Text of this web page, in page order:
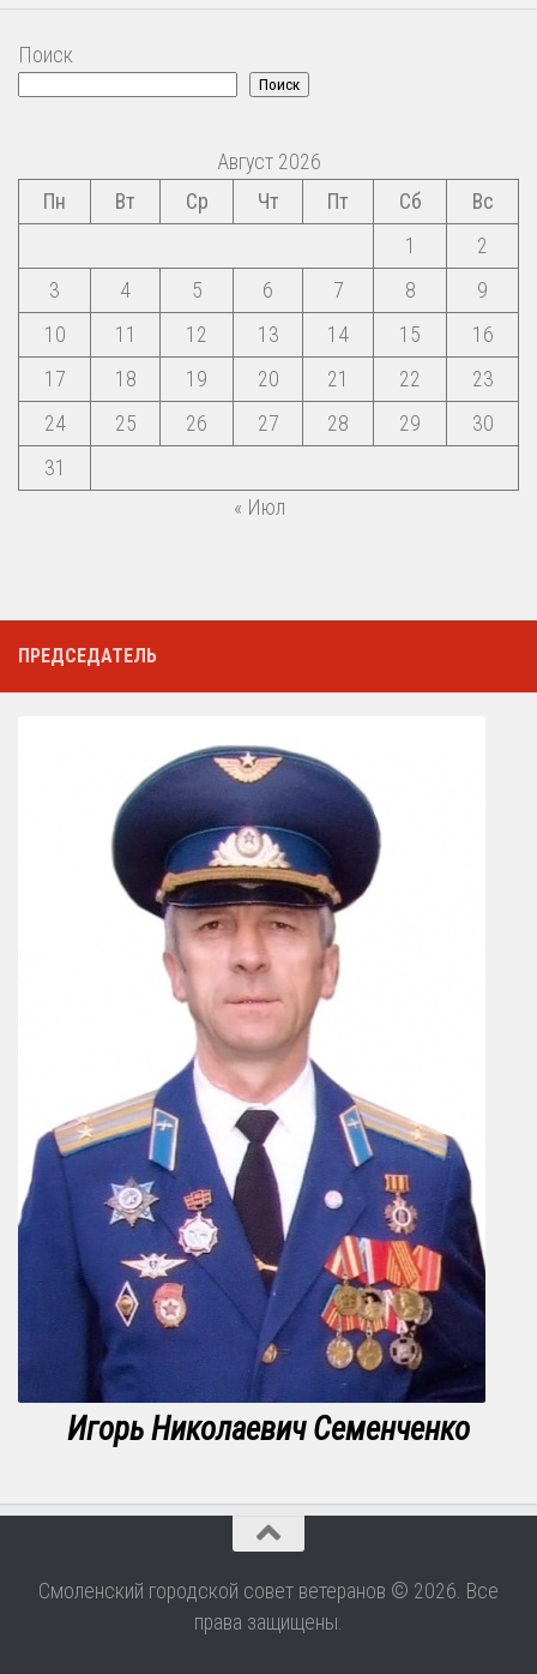
Поиск
Поиск
Август 2026
Пн
Вт Ср Чт Пт Сб
Вс
1
2
3
4 5 6 7 8
9
10
11 12 13 14 15
16
17
18 19 20 21 22
23
24
25 26 27 28 29
30
31
« Июл
ПРЕДСЕДАТЕЛЬ
Игорь Николаевич Семенченко
Смоленский городской совет ветеранов © 2026. Все
права защищены.